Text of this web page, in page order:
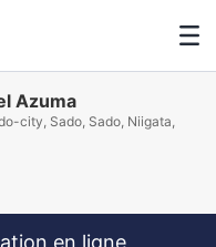
Azuma
city, Sado, Sado, Niigata,
en ligne